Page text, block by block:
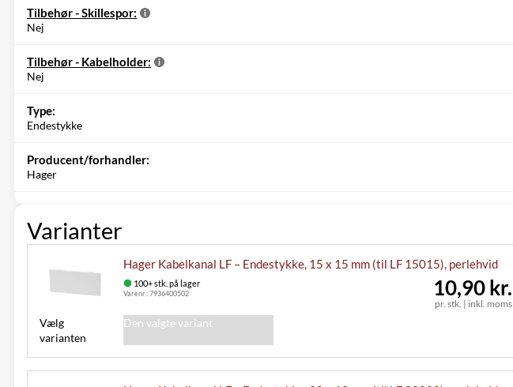
Tilbehør - Skillespor:
Nej
Tilbehør - Kabelholder:
Nej
Type:
Endestykke
Producent/forhandler:
Hager
Varianter
Hager Kabelkanal LF – Endestykke, 15 x 15 mm (til LF 15015), perlehvid
100+ stk. på lager
Varenr.:7936400502
pr. stk. | inkl. moms
10,90 kr.
Vælg
varianten
Den valgte variant